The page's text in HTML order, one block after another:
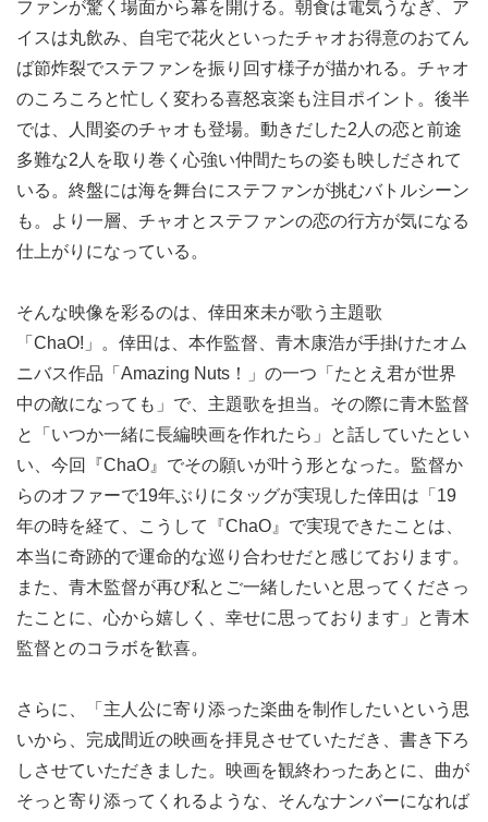
ファンが驚く場面から幕を開ける。朝食は電気うなぎ、ア
イスは丸飲み、自宅で花火といったチャオお得意のおてん
ば節炸裂でステファンを振り回す様子が描かれる。チャオ
のころころと忙しく変わる喜怒哀楽も注目ポイント。後半
では、人間姿のチャオも登場。動きだした2人の恋と前途
多難な2人を取り巻く心強い仲間たちの姿も映しだされて
いる。終盤には海を舞台にステファンが挑むバトルシーン
も。より一層、チャオとステファンの恋の行方が気になる
仕上がりになっている。
そんな映像を彩るのは、倖田來未が歌う主題歌
「ChaO!」。倖田は、本作監督、青木康浩が手掛けたオム
ニバス作品「Amazing Nuts！」の一つ「たとえ君が世界
中の敵になっても」で、主題歌を担当。その際に青木監督
と「いつか一緒に長編映画を作れたら」と話していたとい
い、今回『ChaO』でその願いが叶う形となった。監督か
らのオファーで19年ぶりにタッグが実現した倖田は「19
年の時を経て、こうして『ChaO』で実現できたことは、
本当に奇跡的で運命的な巡り合わせだと感じております。
また、青木監督が再び私とご一緒したいと思ってくださっ
たことに、心から嬉しく、幸せに思っております」と青木
監督とのコラボを歓喜。
さらに、「主人公に寄り添った楽曲を制作したいという思
いから、完成間近の映画を拝見させていただき、書き下ろ
しさせていただきました。映画を観終わったあとに、曲が
そっと寄り添ってくれるような、そんなナンバーになれば